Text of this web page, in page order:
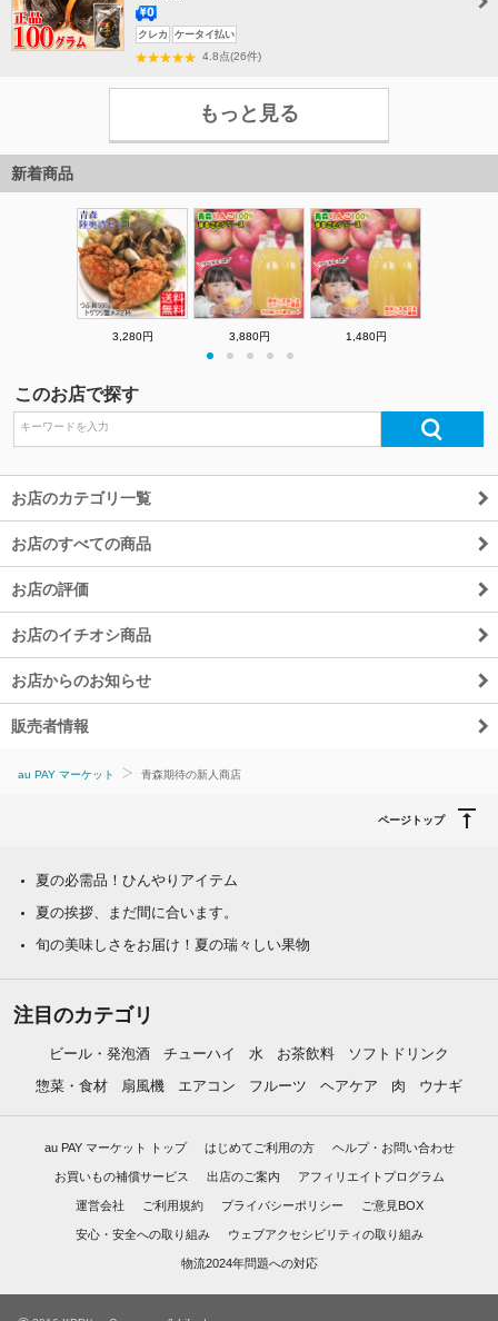
送
料
クレカ ケータイ払い
4.8点(26件)
もっと見る
新着商品
3,280円 3,880円 1,480円
このお店で探す
お店のカテゴリ一覧
お店のすべての商品
お店の評価
お店のイチオシ商品
お店からのお知らせ
販売者情報
au PAY マーケット 青森期待の新人商店
ページトップ
夏の必需品！ひんやりアイテム
夏の挨拶、まだ間に合います。
旬の美味しさをお届け！夏の瑞々しい果物
注目のカテゴリ
ビール・発泡酒 チューハイ 水 お茶飲料
ソフトドリンク
惣菜・食材
扇風機 エアコン フルーツ ヘアケア 肉 ウナギ
au PAY マーケット トップ はじめてご利用の方 ヘルプ・お問い合わせ
お買いもの補償サービス 出店のご案内 アフィリエイトプログラム
運営会社 ご利用規約 プライバシーポリシー ご意見BOX
安心・安全への取り組み ウェブアクセシビリティの取り組み
物流2024年問題への対応